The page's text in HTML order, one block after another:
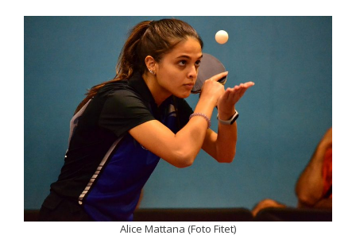
Alice Mattana (Foto Fitet)